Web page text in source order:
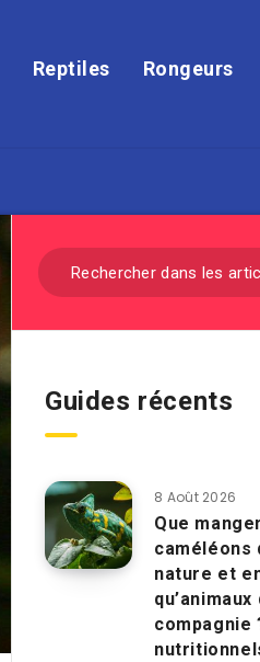
Reptiles Rongeurs
Guides récents
8 Août 2026
Que
caméléons
nature et
qu’animaux
compagnie